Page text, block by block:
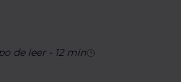
de leer- 12min